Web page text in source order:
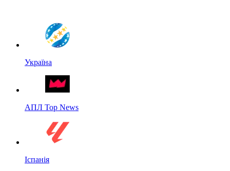
Україна
АПЛ Top News
Іспанія